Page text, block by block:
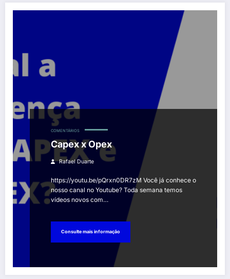
COMENTÁRIOS
Capex x Opex
Rafael Duarte
https://youtu.be/pQrxn0DR7zM Você já conhece o
nosso canal no Youtube? Toda semana temos
vídeos novos com…
Consulte mais informação